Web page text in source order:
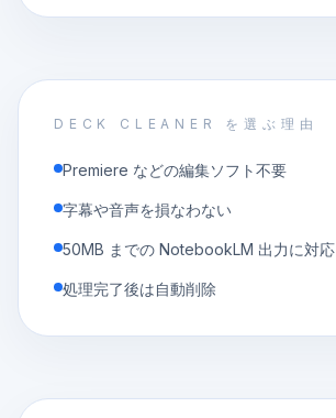
DECK CLEANER を選ぶ理由
Premiere などの編集ソフト不要
字幕や音声を損なわない
50MB までの NotebookLM 出力に対応
処理完了後は自動削除